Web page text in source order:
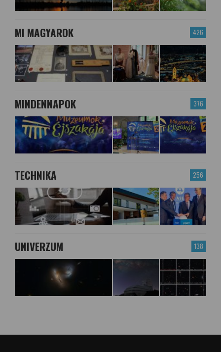
426
MI MAGYAROK
376
MINDENNAPOK
256
TECHNIKA
138
UNIVERZUM